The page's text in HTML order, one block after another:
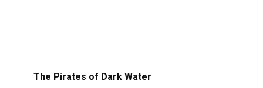
The Pirates of Dark Water